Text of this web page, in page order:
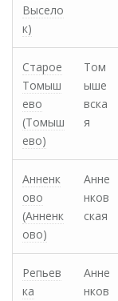
Высело
к)
Старое
Томыш
ево
(Томыш
ево)
Том
ыше
вска
я
Анненк
ово
(Анненк
ово)
Анне
нков
ская
Репьев
ка
Анне
нков